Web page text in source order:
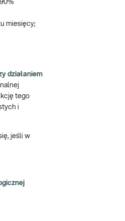
miesięcy;
działaniem
tego
i
jeśli w